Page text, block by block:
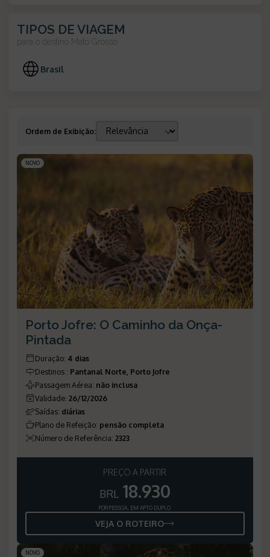
TIPOS DE VIAGEM
para o destino Mato Grosso
Brasil
Ordem de Exibição:
NOVO
Porto Jofre: O Caminho da Onça-
Pintada
Duração: 4 dias
Destinos : Pantanal Norte, Porto Jofre
Passagem Aérea: não inclusa
Validade: 26/12/2026
Saídas: diárias
Plano de Refeição: pensão completa
Número de Referência: 2323
PREÇO A PARTIR
BRL 18.930
POR PESSOA, EM APTO DUPLO
VEJA O ROTEIRO
NOVO